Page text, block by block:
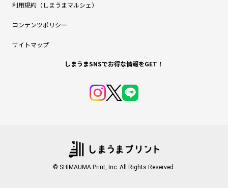
利用規約（しまうまマルシェ）
コンテンツポリシー
サイトマップ
しまうまSNSでお得な情報をGET！
© SHIMAUMA Print, Inc. All Rights Reserved.